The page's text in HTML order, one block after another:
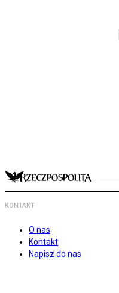
KONTAKT
O nas
Kontakt
Napisz do nas